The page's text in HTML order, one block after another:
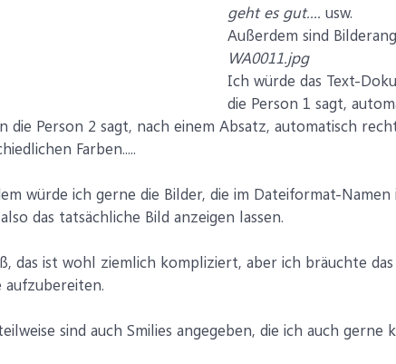
geht es gut.... usw.
Außerdem sind
WA0011.jpg
Ich würde das Text-
die Person 1 sagt,
die Person 2 sagt, nach einem Absatz, automatisch
Farben.....
würde ich gerne die Bilder, die im Dateiformat-
das tatsächliche Bild anzeigen lassen.
das ist wohl ziemlich kompliziert, aber ich bräuchte
aufzubereiten.
sind auch Smilies angegeben, die ich auch